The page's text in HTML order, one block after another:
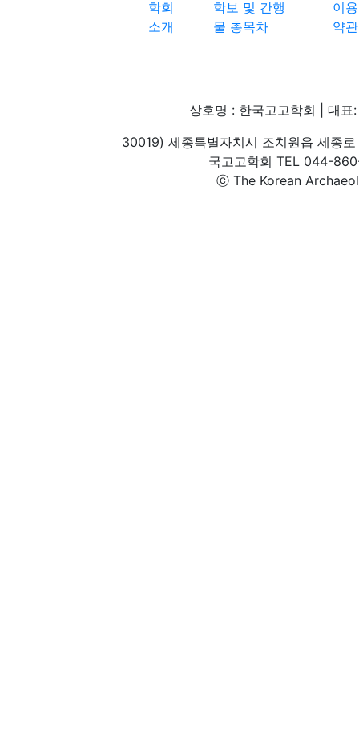
학회
소개
학보 및 간행
물 총목차
이용
약관
상호명 : 한국고고학회 | 대
30019) 세종특별자치시 조치원읍 세종
국고고학회 TEL 044-
ⓒ The Korean